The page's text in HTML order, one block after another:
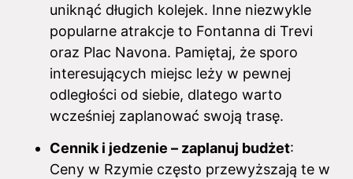
uniknąć długich kolejek. Inne niezwykle
popularne atrakcje to Fontanna di Trevi
oraz Plac Navona. Pamiętaj, że sporo
interesujących miejsc leży w pewnej
odległości od siebie, dlatego warto
wcześniej zaplanować swoją trasę.
Cennik i jedzenie – zaplanuj budżet:
Ceny w Rzymie często przewyższają te w